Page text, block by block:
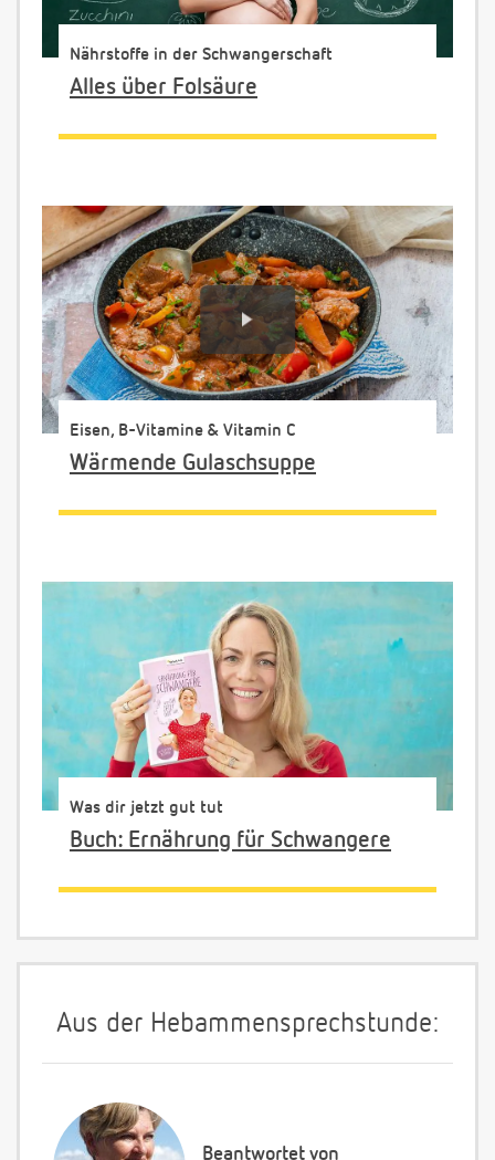
Nährstoffe in der Schwangerschaft
Alles über Folsäure
Eisen, B-Vitamine & Vitamin C
Wärmende Gulaschsuppe
Was dir jetzt gut tut
Buch: Ernährung für Schwangere
Aus der Hebammensprechstunde:
Beantwortet von